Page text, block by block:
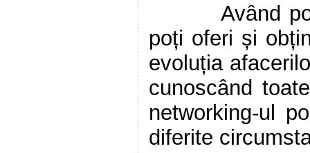
Având
poți oferi și
evoluția
cunoscând
networking-ul
diferite